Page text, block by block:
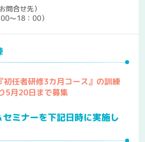
合せ先）
～18：00）
初任者研修3カ月コース』の訓練
5月20日まで募集
ミナーを下記日時に実施し